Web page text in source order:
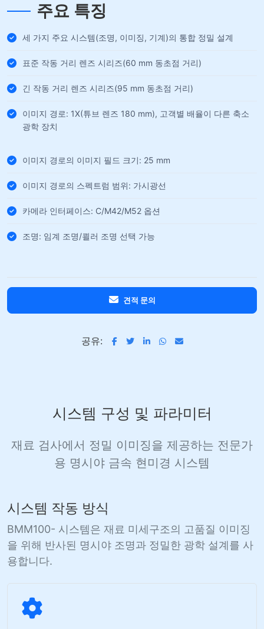
주요 특징
세 가지 주요 시스템(조명, 이미징, 기계)의 통합 정밀 설계
표준 작동 거리 렌즈 시리즈(60 mm 동초점 거리)
긴 작동 거리 렌즈 시리즈(95 mm 동초점 거리)
이미지 경로: 1X(튜브 렌즈 180 mm), 고객별 배율이 다른 축소
광학 장치
이미지 경로의 이미지 필드 크기: 25 mm
이미지 경로의 스펙트럼 범위: 가시광선
카메라 인터페이스: C/M42/M52 옵션
조명: 임계 조명/쾰러 조명 선택 가능
견적 문의
공유:
시스템 구성 및 파라미터
재료 검사에서 정밀 이미징을 제공하는 전문가
용 명시야 금속 현미경 시스템
시스템 작동 방식
BMM100- 시스템은 재료 미세구조의 고품질 이미징
을 위해 반사된 명시야 조명과 정밀한 광학 설계를 사
용합니다.